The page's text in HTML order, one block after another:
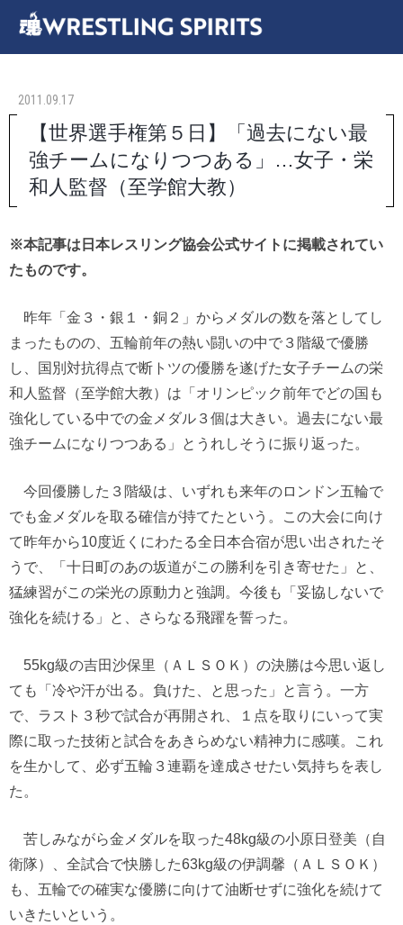
2011.09.17
【世界選手権第５日】「過去にない最
強チームになりつつある」…女子・栄
和人監督（至学館大教）
※本記事は日本レスリング協会公式サイトに掲載されてい
たものです。
昨年「金３・銀１・銅２」からメダルの数を落としてし
まったものの、五輪前年の熱い闘いの中で３階級で優勝
し、国別対抗得点で断トツの優勝を遂げた女子チームの栄
和人監督（至学館大教）は「オリンピック前年でどの国も
強化している中での金メダル３個は大きい。過去にない最
強チームになりつつある」とうれしそうに振り返った。
今回優勝した３階級は、いずれも来年のロンドン五輪で
でも金メダルを取る確信が持てたという。この大会に向け
て昨年から10度近くにわたる全日本合宿が思い出されたそ
うで、「十日町のあの坂道がこの勝利を引き寄せた」と、
猛練習がこの栄光の原動力と強調。今後も「妥協しないで
強化を続ける」と、さらなる飛躍を誓った。
55kg級の吉田沙保里（ＡＬＳＯＫ）の決勝は今思い返し
ても「冷や汗が出る。負けた、と思った」と言う。一方
で、ラスト３秒で試合が再開され、１点を取りにいって実
際に取った技術と試合をあきらめない精神力に感嘆。これ
を生かして、必ず五輪３連覇を達成させたい気持ちを表し
た。
苦しみながら金メダルを取った48kg級の小原日登美（自
衛隊）、全試合で快勝した63kg級の伊調馨（ＡＬＳＯＫ）
も、五輪での確実な優勝に向けて油断せずに強化を続けて
いきたいという。